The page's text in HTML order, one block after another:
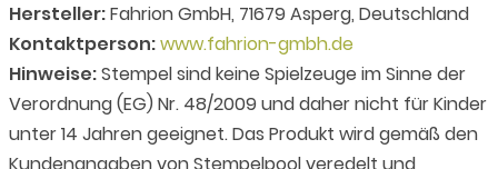
Hersteller:Fahrion GmbH, 71679 Asperg, Deutschland
Kontaktperson:www.fahrion-gmbh.de
Hinweise:Stempel sind keine Spielzeuge im Sinne der
Verordnung (EG) Nr. 48/2009 und daher nicht für Kinder
unter 14 Jahren geeignet. Das Produkt wird gemäß den